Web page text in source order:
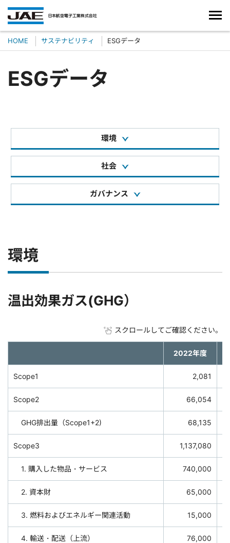
HOME サステナビリティ ESGデータ
ESGデータ
環境
社会
ガバナンス
環境
温出効果ガス(GHG）
スクロールしてご確認ください。
2022年度
Scope1 2,081
Scope2 66,054
GHG排出量（Scope1+2) 68,135
Scope3 1,137,080
1. 購入した物品・サービス 740,000
2. 資本財 65,000
3. 燃料およびエネルギー関連活動 15,000
4. 輸送・配送（上流） 76,000